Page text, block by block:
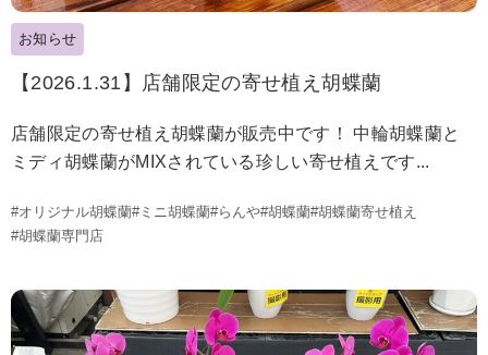
お知らせ
【2026.1.31】店舗限定の寄せ植え胡蝶蘭
店舗限定の寄せ植え胡蝶蘭が販売中です！ 中輪胡蝶蘭と
ミディ胡蝶蘭がMIXされている珍しい寄せ植えです...
#オリジナル胡蝶蘭#ミニ胡蝶蘭#らんや#胡蝶蘭#胡蝶蘭寄せ植え
#胡蝶蘭専門店